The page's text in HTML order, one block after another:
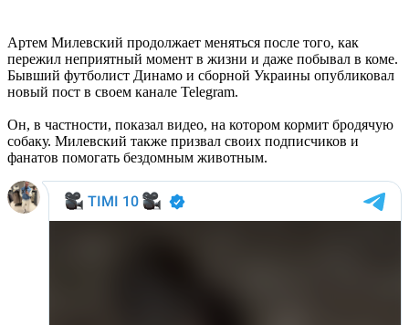
Артем Милевский продолжает меняться после того, как
пережил неприятный момент в жизни и даже побывал в коме.
Бывший футболист Динамо и сборной Украины опубликовал
новый пост в своем канале Telegram.
Он, в частности, показал видео, на котором кормит бродячую
собаку. Милевский также призвал своих подписчиков и
фанатов помогать бездомным животным.